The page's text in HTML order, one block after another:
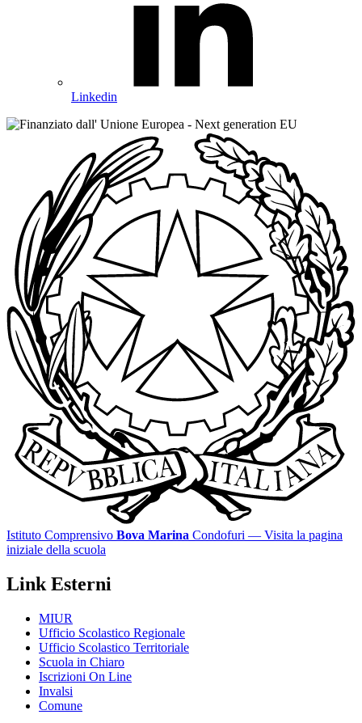
Linkedin
Istituto Comprensivo Bova Marina Condofuri — Visita la pagina
iniziale della scuola
Link Esterni
MIUR
Ufficio Scolastico Regionale
Ufficio Scolastico Territoriale
Scuola in Chiaro
Iscrizioni On Line
Invalsi
Comune